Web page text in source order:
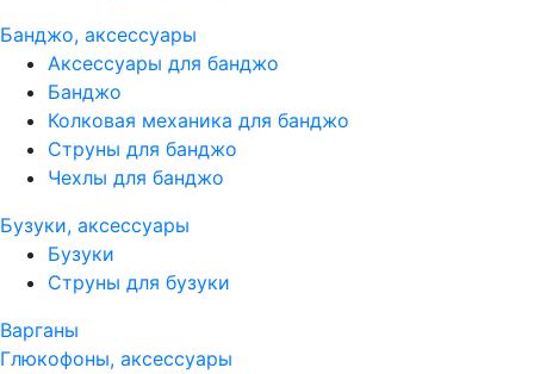
Банджо, аксессуары
Аксессуары для банджо
Банджо
Колковая механика для банджо
Струны для банджо
Чехлы для банджо
Бузуки, аксессуары
Бузуки
Струны для бузуки
Варганы
Глюкофоны, аксессуары